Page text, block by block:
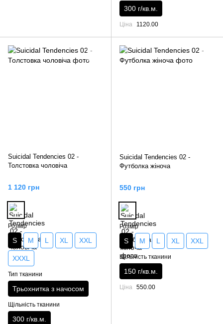
300 г/кв.м.
Ціна 1120.00
Suicidal Tendencies 02 -
Толстовка чоловіча
1 120 грн
Розмір
S M L XL XXL
XXXL
Тип тканини
Трьохнитка з начосом
Щільність тканини
300 г/кв.м.
Suicidal Tendencies 02 -
Футболка жіноча
550 грн
Розмір
S M L XL XXL
Щільність тканини
150 г/кв.м.
Ціна 550.00